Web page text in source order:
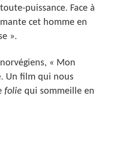
puissance. Face à
cet homme en
».
« Mon
Un film qui nous
folie qui sommeille en